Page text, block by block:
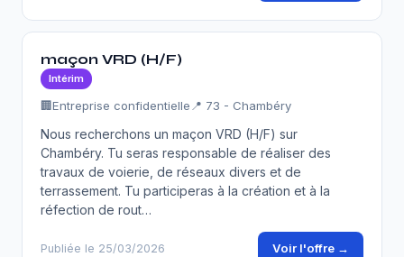
maçon VRD (H/F)
Intérim
🏢Entreprise confidentielle 📍 73 - Chambéry
Nous recherchons un maçon VRD (H/F) sur
Chambéry. Tu seras responsable de réaliser des
travaux de voierie, de réseaux divers et de
terrassement. Tu participeras à la création et à la
réfection de rout…
Publiée le 25/03/2026 Voir l'offre →